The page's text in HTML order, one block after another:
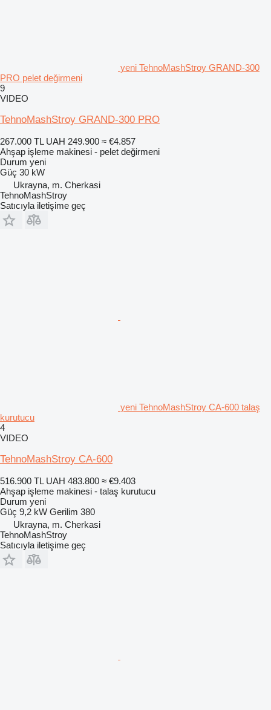
yeni TehnoMashStroy GRAND-300
PRO pelet değirmeni
9
VIDEO
TehnoMashStroy GRAND-300 PRO
267.000 TL UAH 249.900 ≈ €4.857
Ahşap işleme makinesi - pelet değirmeni
Durum yeni
Güç 30 kW
Ukrayna, m. Cherkasi
TehnoMashStroy
Satıcıyla iletişime geç
yeni TehnoMashStroy CA-600 talaş
kurutucu
4
VIDEO
TehnoMashStroy CA-600
516.900 TL UAH 483.800 ≈ €9.403
Ahşap işleme makinesi - talaş kurutucu
Durum yeni
Güç 9,2 kW Gerilim 380
Ukrayna, m. Cherkasi
TehnoMashStroy
Satıcıyla iletişime geç